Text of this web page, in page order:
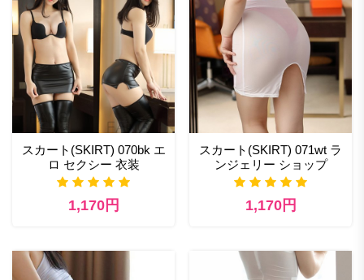
スカート(SKIRT) 070bk エ
ロ セクシー 衣装
1,170円
スカート(SKIRT) 071wt ラ
ンジェリー ショップ
1,170円